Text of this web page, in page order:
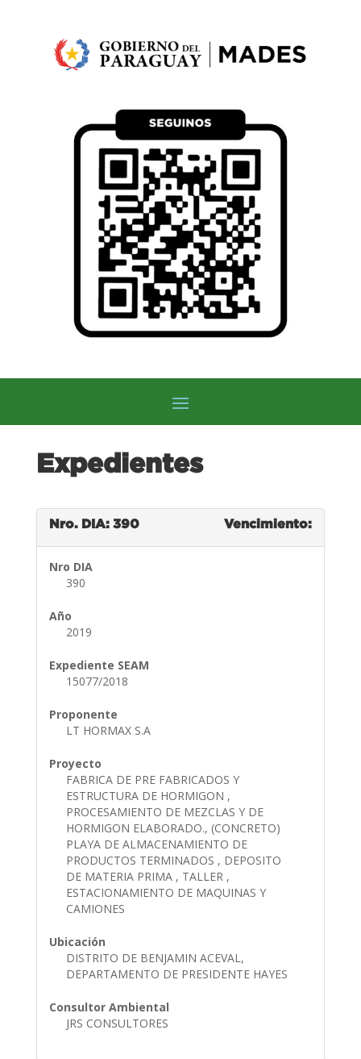
Expedientes
Nro. DIA: 390 Vencimiento:
Nro DIA
390
Año
2019
Expediente SEAM
15077/2018
Proponente
LT HORMAX S.A
Proyecto
FABRICA DE PRE FABRICADOS Y
ESTRUCTURA DE HORMIGON ,
PROCESAMIENTO DE MEZCLAS Y DE
HORMIGON ELABORADO., (CONCRETO)
PLAYA DE ALMACENAMIENTO DE
PRODUCTOS TERMINADOS , DEPOSITO
DE MATERIA PRIMA , TALLER ,
ESTACIONAMIENTO DE MAQUINAS Y
CAMIONES
Ubicación
DISTRITO DE BENJAMIN ACEVAL,
DEPARTAMENTO DE PRESIDENTE HAYES
Consultor Ambiental
JRS CONSULTORES